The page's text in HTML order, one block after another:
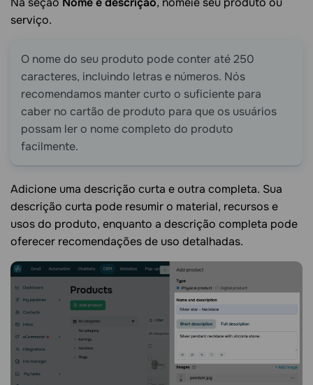
serviço.
O nome do seu produto pode conter até 250
caracteres, incluindo letras e números. Nós
recomendamos manter curto o suficiente para
caber no cartão de produto para que os usuários
possam ler o nome completo do produto
facilmente.
Adicione uma descrição curta e outra completa. Sua
descrição curta pode resumir o material, recursos e
usos do produto, enquanto a descrição completa pode
oferecer recomendações de uso detalhadas.